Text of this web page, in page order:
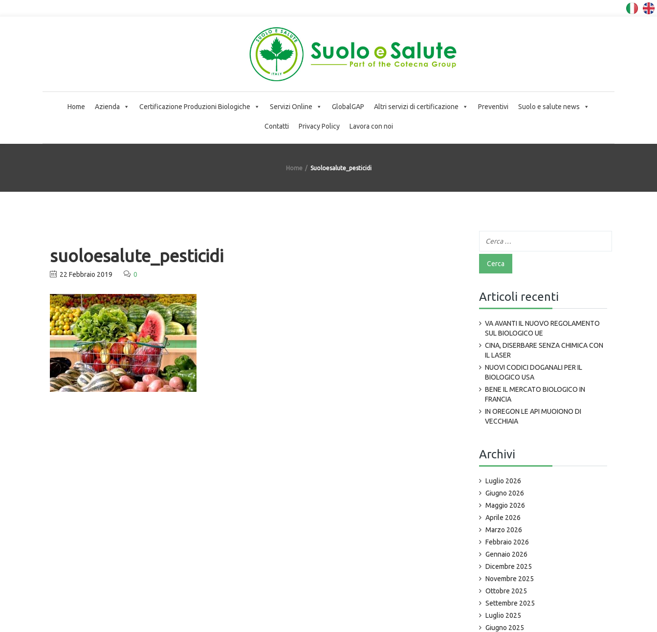
Home Azienda Certificazione Produzioni Biologiche Servizi Online GlobalGAP Altri servizi di certificazione Preventivi Suolo e salute news
Contatti Privacy Policy Lavora con noi
Home Suoloesalute_pesticidi
suoloesalute_pesticidi
22 Febbraio 2019 0
Articoli recenti
VA AVANTI IL NUOVO REGOLAMENTO
SUL BIOLOGICO UE
CINA, DISERBARE SENZA CHIMICA CON
IL LASER
NUOVI CODICI DOGANALI PER IL
BIOLOGICO USA
BENE IL MERCATO BIOLOGICO IN
FRANCIA
IN OREGON LE API MUOIONO DI
VECCHIAIA
Archivi
Luglio 2026
Giugno 2026
Maggio 2026
Aprile 2026
Marzo 2026
Febbraio 2026
Gennaio 2026
Dicembre 2025
Novembre 2025
Ottobre 2025
Settembre 2025
Luglio 2025
Giugno 2025